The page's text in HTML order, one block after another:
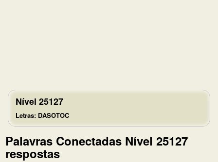
Nível 25127
Letras: DASOTOC
Palavras Conectadas Nível 25127
respostas